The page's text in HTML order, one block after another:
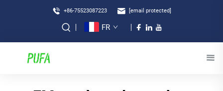
+86-75523087223 [email protected]
FR